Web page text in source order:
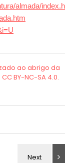
almada/index.html